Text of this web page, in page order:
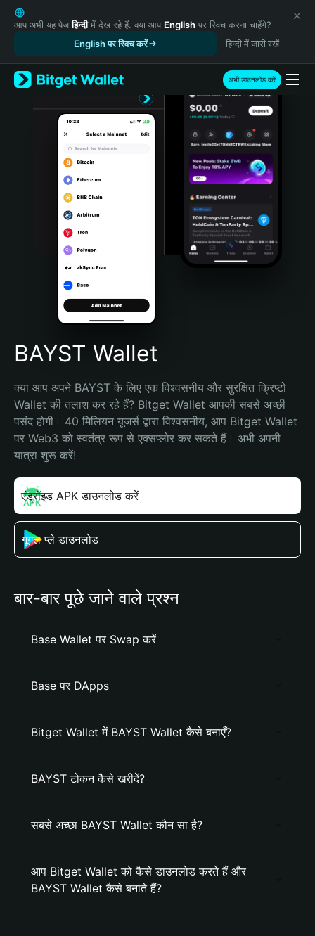
English
日本語
Русский
Español (Latinoamérica)
Türkçe
Português (Portugal)
Bahasa Indonesia
Português (Brasil)
Español (Argentina)
आप अभी यह पेजहिन्दीमें देख रहे हैं. क्या आप English पर स्विच करना चाहेंगे?
English पर स्विच करें
हिन्दी में जारी रखें
अभी डाउनलोड करें
BAYST Wallet
क्या आप अपने BAYST के लिए एक विश्वसनीय और सुरक्षित क्रिप्टो
Wallet की तलाश कर रहे हैं? Bitget Wallet आपकी सबसे अच्छी
पसंद होगी। 40 मिलियन यूजर्स द्वारा विश्वसनीय, आप Bitget Wallet
पर Web3 को स्वतंत्र रूप से एक्सप्लोर कर सकते हैं। अभी अपनी
यात्रा शुरू करें!
एंड्रॉइड APK डाउनलोड करें
गूगल प्ले डाउनलोड
बार-बार पूछे जाने वाले प्रश्न
Base Wallet पर Swap करें
Base पर DApps
Bitget Wallet में BAYST Wallet कैसे बनाएँ?
BAYST टोकन कैसे खरीदें?
सबसे अच्छा BAYST Wallet कौन सा है?
आप Bitget Wallet को कैसे डाउनलोड करते हैं और
BAYST Wallet कैसे बनाते हैं?